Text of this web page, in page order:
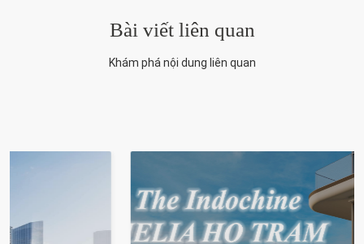
Bài viết liên quan
Khám phá nội dung liên quan